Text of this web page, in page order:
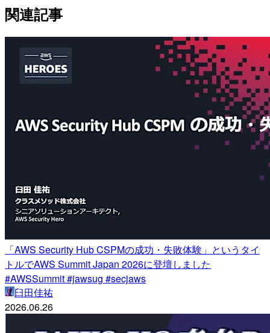
関連記事
「AWS Security Hub CSPMの成功・失敗体験」というタイ
トルでAWS Summit Japan 2026に登壇しました
#AWSSummit #jawsug #secjaws
臼田佳祐
2026.06.26